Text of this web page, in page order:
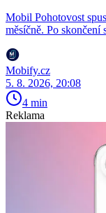
Mobil Pohotovost
měsíčně. Po skončení
Mobify.cz
5. 8. 2026, 20:08
4 min
Reklama